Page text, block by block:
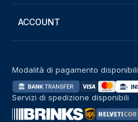
ACCOUNT
Modalità di pagamento disponibili
Servizi di spedizione disponibili